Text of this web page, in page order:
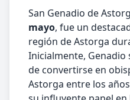
San Genadio de
mayo, fue un
región de Astorga
Inicialmente, Genadio
de convertirse en
Astorga entre los